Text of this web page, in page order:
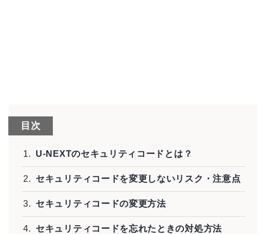
目次
U-NEXTのセキュリティコードとは？
セキュリティコードを変更しないリスク・注意点
セキュリティコードの変更方法
セキュリティコードを忘れたときの対処方法